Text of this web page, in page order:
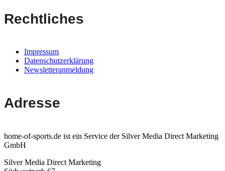
Rechtliches
Impressum
Datenschutzerklärung
Newsletteranmeldung
Adresse
home-of-sports.de ist ein Service der Silver Media Direct Marketing
GmbH
Silver Media Direct Marketing